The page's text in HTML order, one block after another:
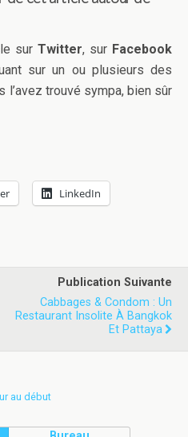
sur Twitter, sur Facebook
sur un ou plusieurs des
trouvé sympa, bien sûr
LinkedIn
Publication Suivante
Cabbages & Condom : Un
Restaurant Insolite À Bangkok
Et Pattaya
au début